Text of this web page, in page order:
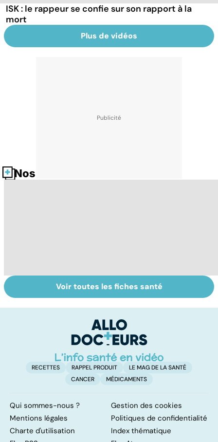
ISK : le rappeur se confie sur son rapport à la
mort
Plus de vidéos
Nos fiches santé
La tuberculose
pulmonaire
Tout savoir sur
les infections
Voir toutes les fiches santé
RECETTES RAPPEL PRODUIT
LE MAG DE LA SANTÉ
CANCER
MÉDICAMENTS
Qui sommes-nous ?
Gestion des cookies
Mentions légales
Politiques de confidentialité
Charte d'utilisation
Index thématique